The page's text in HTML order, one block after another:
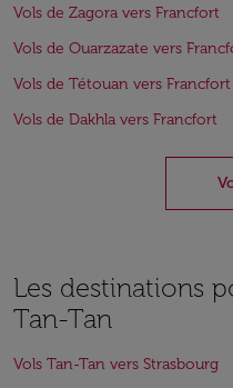
Vols de Zagora vers Francfort
Vols de Ouarzazate vers
Vols de Tétouan vers Francfort
Vols de Dakhla vers Francfort
Les destinations
Tan-Tan
Vols Tan-Tan vers Strasbourg